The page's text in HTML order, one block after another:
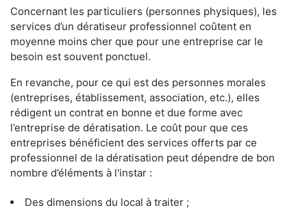
Concernant les particuliers (personnes physiques), les
services d’un dératiseur professionnel coûtent en
moyenne moins cher que pour une entreprise car le
besoin est souvent ponctuel.
En revanche, pour ce qui est des personnes morales
(entreprises, établissement, association, etc.), elles
rédigent un contrat en bonne et due forme avec
l’entreprise de dératisation. Le coût pour que ces
entreprises bénéficient des services offerts par ce
professionnel de la dératisation peut dépendre de bon
nombre d’éléments à l'instar :
Des dimensions du local à traiter ;